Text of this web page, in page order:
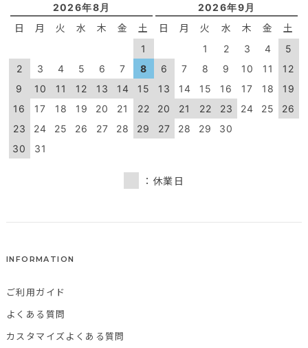
2026年8月
日 月 火 水 木 金 土
1
2
3 4 5 6 7
8
9
10 11 12 13 14
15
16
17 18 19 20 21
22
23
24 25 26 27 28
29
30
31
2026年9月
日 月 火 水 木 金 土
1 2 3 4
5
6
7 8 9 10 11
12
13
14 15 16 17 18
19
20
21 22 23 24 25
26
27
28 29 30
：休業日
INFORMATION
ご利用ガイド
よくある質問
カスタマイズよくある質問